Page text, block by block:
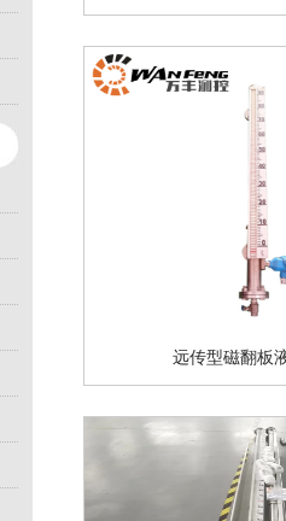
远传型磁翻板